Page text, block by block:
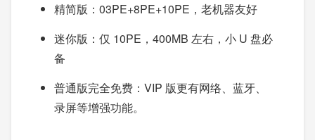
精简版：03PE+8PE+10PE，老机器友好
迷你版：仅 10PE，400MB 左右，小 U 盘必
备
普通版完全免费：VIP 版更有网络、蓝牙、
录屏等增强功能。